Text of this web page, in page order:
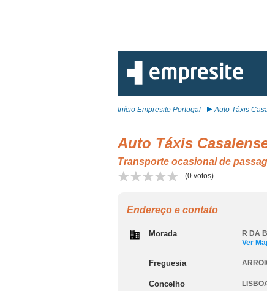
Início Empresite Portugal Auto Táxis
Auto Táxis
Transporte ocasional de
(0 votos)
Endereço e contato
Morada R DA
Ver
Freguesia
Concelho